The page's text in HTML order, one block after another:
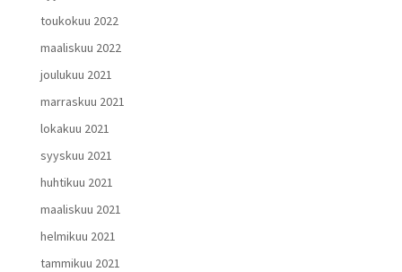
toukokuu 2022
maaliskuu 2022
joulukuu 2021
marraskuu 2021
lokakuu 2021
syyskuu 2021
huhtikuu 2021
maaliskuu 2021
helmikuu 2021
tammikuu 2021